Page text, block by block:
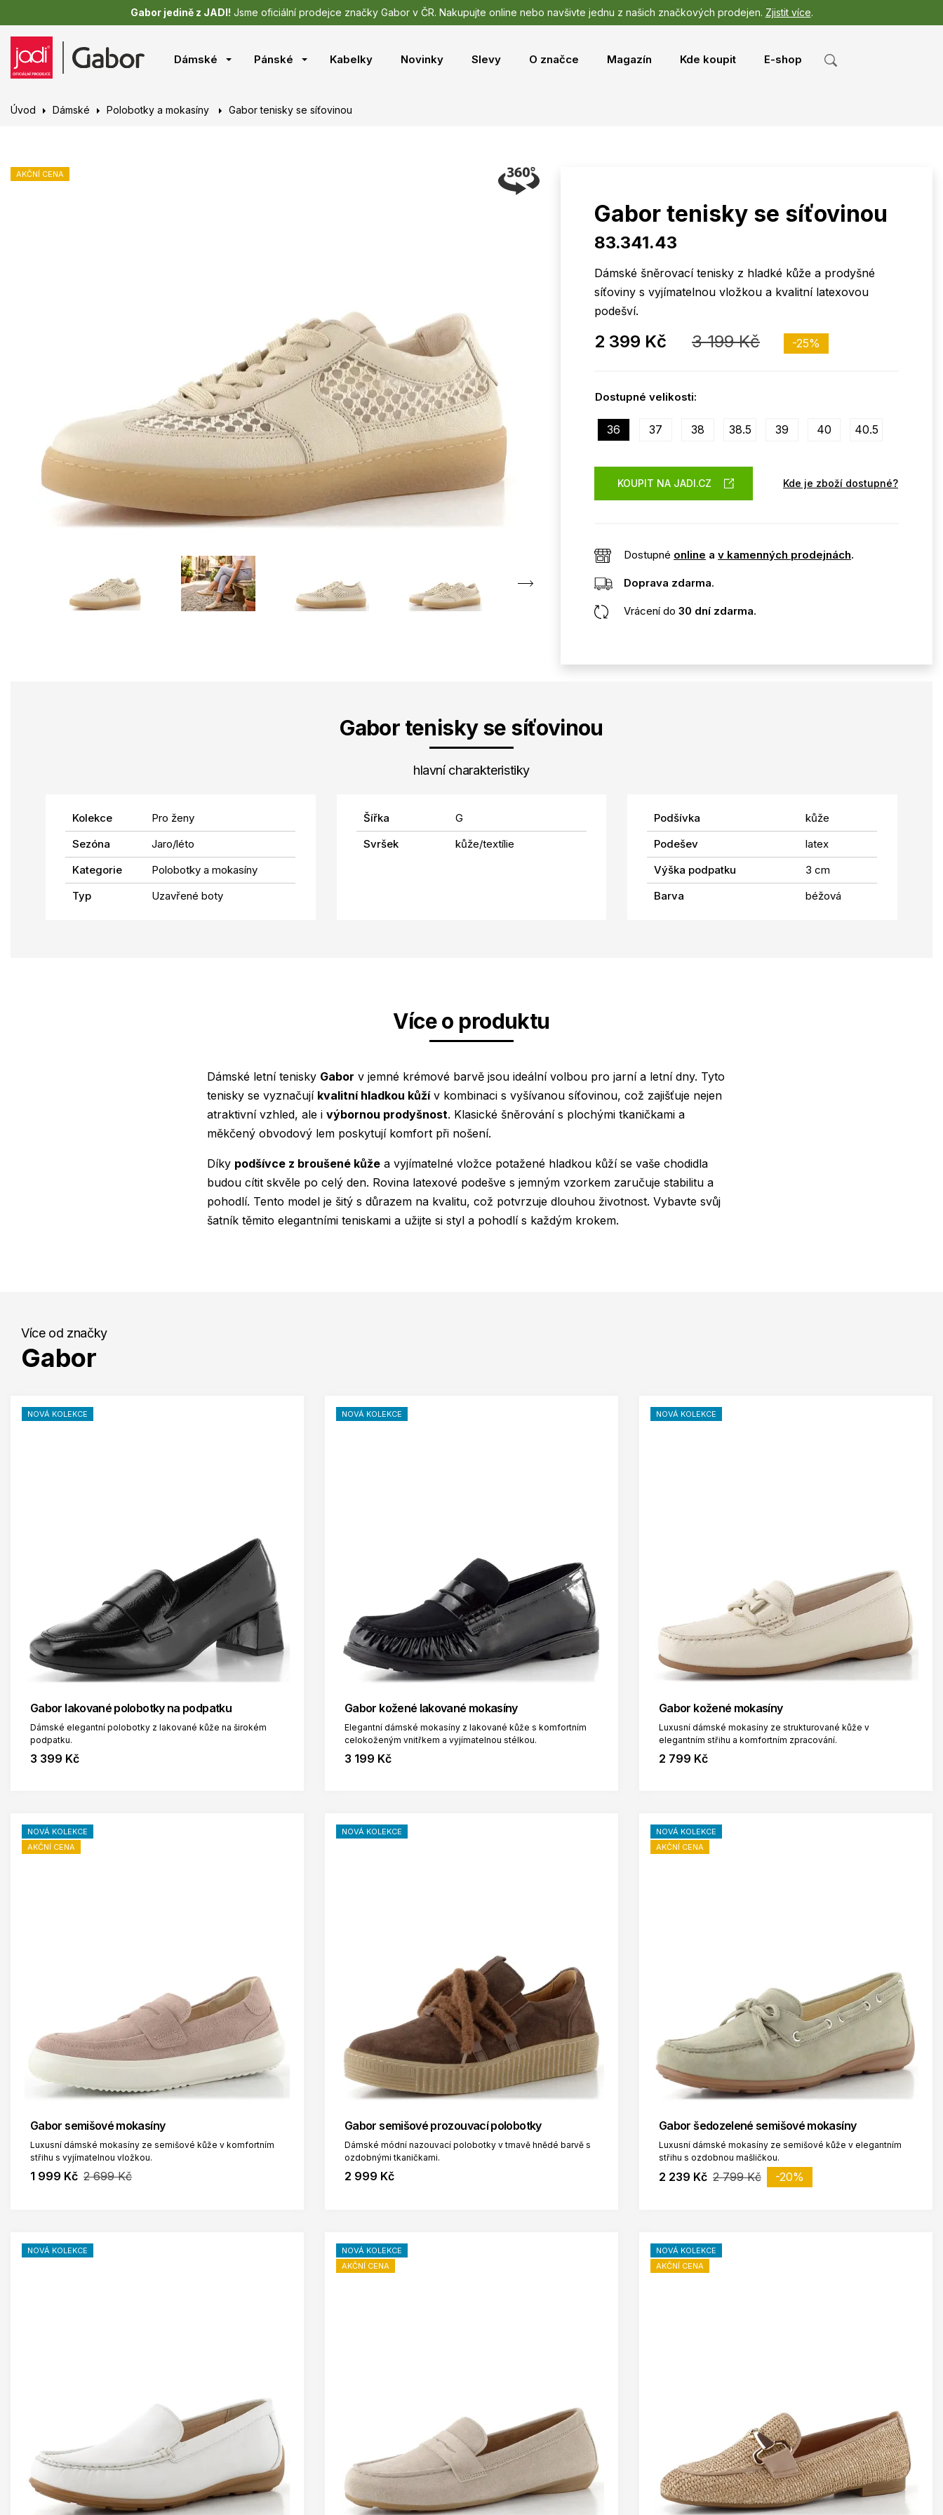
Gabor jedině z JADI! Jsme oficiální prodejce značky Gabor v ČR. Nakupujte online nebo navšivte jednu z našich značkových prodejen. Zjistit více.
Dámské Pánské Kabelky Novinky Slevy O značce Magazín Kde koupit E-shop
Úvod Dámské Polobotky a mokasíny Gabor tenisky se síťovinou
AKČNÍ CENA
Gabor tenisky se síťovinou
83.341.43
Dámské šněrovací tenisky z hladké kůže a prodyšné
síťoviny s vyjímatelnou vložkou a kvalitní latexovou
podešví.
2 399 Kč 3 199 Kč -25%
Dostupné velikosti:
36 37 38 38.5 39 40 40.5
KOUPIT NA JADI.CZ Kde je zboží dostupné?
Dostupné online a v kamenných prodejnách.
Doprava zdarma.
Vrácení do 30 dní zdarma.
Gabor tenisky se síťovinou
hlavní charakteristiky
Kolekce
Pro ženy
Sezóna
Jaro/léto
Kategorie
Polobotky a mokasíny
Typ
Uzavřené boty
Šířka
G
Svršek
kůže/textílie
Podšívka
kůže
Podešev
latex
Výška podpatku
3 cm
Barva
béžová
Více o produktu
Dámské letní tenisky Gabor v jemné krémové barvě jsou ideální volbou pro jarní a letní dny. Tyto
tenisky se vyznačují kvalitní hladkou kůžív kombinaci s vyšívanou síťovinou, což zajišťuje nejen
atraktivní vzhled, ale i výbornou prodyšnost. Klasické šněrování s plochými tkaničkami a
měkčený obvodový lem poskytují komfort při nošení.
Díky podšívce z broušené kůže a vyjímatelné vložce potažené hladkou kůží se vaše chodidla
budou cítit skvěle po celý den. Rovina latexové podešve s jemným vzorkem zaručuje stabilitu a
pohodlí. Tento model je šitý s důrazem na kvalitu, což potvrzuje dlouhou životnost. Vybavte svůj
šatník těmito elegantními teniskami a užijte si styl a pohodlí s každým krokem.
Více od značky
Gabor
NOVÁ KOLEKCE
Gabor lakované polobotky na podpatku
Dámské elegantní polobotky z lakované kůže na širokém
podpatku.
3 399 Kč
NOVÁ KOLEKCE
Gabor kožené lakované mokasíny
Elegantní dámské mokasíny z lakované kůže s komfortním
celokoženým vnitřkem a vyjímatelnou stélkou.
3 199 Kč
NOVÁ KOLEKCE
Gabor kožené mokasíny
Luxusní dámské mokasíny ze strukturované kůže v
elegantním střihu a komfortním zpracování.
2 799 Kč
NOVÁ KOLEKCE
AKČNÍ CENA
Gabor semišové mokasíny
Luxusní dámské mokasíny ze semišové kůže v komfortním
střihu s vyjímatelnou vložkou.
1 999 Kč 2 699 Kč
NOVÁ KOLEKCE
Gabor semišové prozouvací polobotky
Dámské módní nazouvací polobotky v tmavě hnědé barvě s
ozdobnými tkaničkami.
2 999 Kč
NOVÁ KOLEKCE
AKČNÍ CENA
Gabor šedozelené semišové mokasíny
Luxusní dámské mokasíny ze semišové kůže v elegantním
střihu s ozdobnou mašličkou.
2 239 Kč 2 799 Kč -20%
NOVÁ KOLEKCE
NOVÁ KOLEKCE
AKČNÍ CENA
NOVÁ KOLEKCE
AKČNÍ CENA